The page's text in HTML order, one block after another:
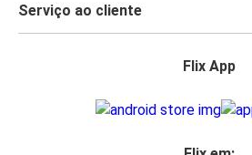
Serviço ao cliente
Flix App